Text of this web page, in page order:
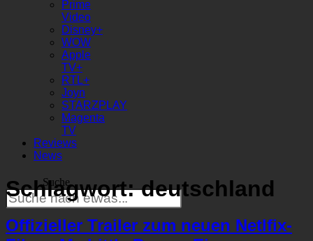
Prime
Video
Disney+
WOW
Apple
TV+
RTL+
Joyn
STARZPLAY
Magenta
TV
Reviews
News
Suche
Schlagwort:deutschland
Offizieller Trailer zum neuen Netlfix-